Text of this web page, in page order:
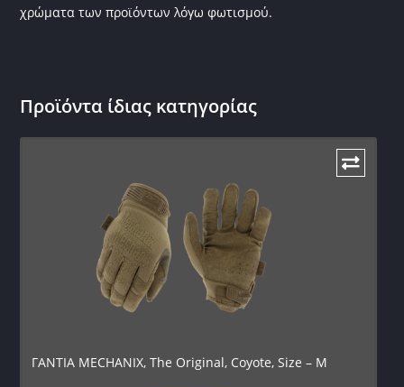
χρώματα των προϊόντων λόγω φωτισμού.
Προϊόντα ίδιας κατηγορίας
ΓΑΝΤΙΑ MECHANIX, The Original, Coyote, Size – M